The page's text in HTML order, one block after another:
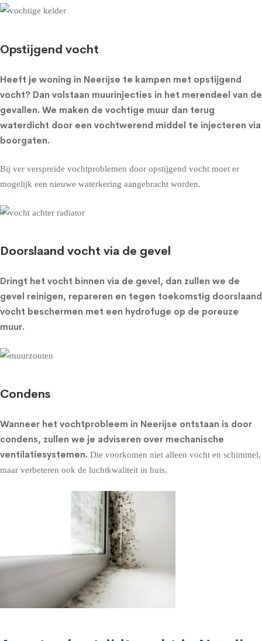
Opstijgend vocht
Heeft je woning in Neerijse te kampen met opstijgend
vocht? Dan volstaan muurinjecties in het merendeel van de
gevallen. We maken de vochtige muur dan terug
waterdicht door een vochtwerend middel te injecteren via
boorgaten.
Bij ver verspreide vochtproblemen door opstijgend vocht moet er
mogelijk een nieuwe waterkering aangebracht worden.
Doorslaand vocht via de gevel
Dringt het vocht binnen via de gevel, dan zullen we de
gevel reinigen, repareren en tegen toekomstig doorslaand
vocht beschermen met een hydrofuge op de poreuze
muur.
Condens
Wanneer het vochtprobleem in Neerijse ontstaan is door
condens, zullen we je adviseren over mechanische
ventilatiesystemen. Die voorkomen niet alleen vocht en schimmel,
maar verbeteren ook de luchtkwaliteit in huis.